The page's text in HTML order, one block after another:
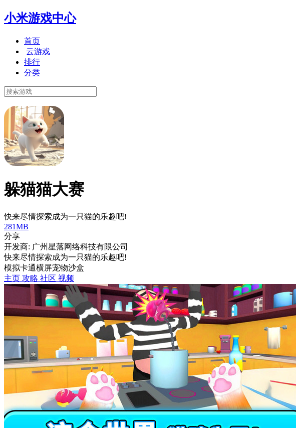
小米游戏中心
首页
云游戏
排行
分类
躲猫猫大赛
快来尽情探索成为一只猫的乐趣吧!
281MB
分享
开发商: 广州星落网络科技有限公司
快来尽情探索成为一只猫的乐趣吧!
模拟卡通横屏宠物沙盒
主页 攻略 社区 视频